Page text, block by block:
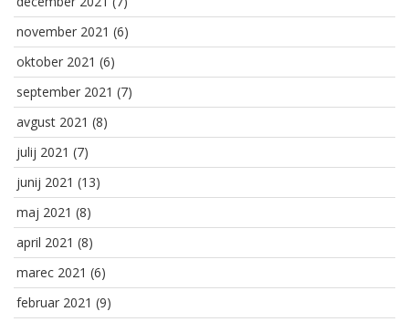
november 2021 (6)
oktober 2021 (6)
september 2021 (7)
avgust 2021 (8)
julij 2021 (7)
junij 2021 (13)
maj 2021 (8)
april 2021 (8)
marec 2021 (6)
februar 2021 (9)